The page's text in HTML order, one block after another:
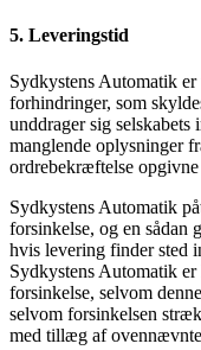
5. Leveringstid
Sydkystens Automatik
forhindringer, som
unddrager sig
manglende oplysninger
ordrebekræftelse
Sydkystens Automatik
forsinkelse, og en sådan
hvis levering finder sted
Sydkystens Automatik
forsinkelse, selvom
selvom forsinkelsen
med tillæg af